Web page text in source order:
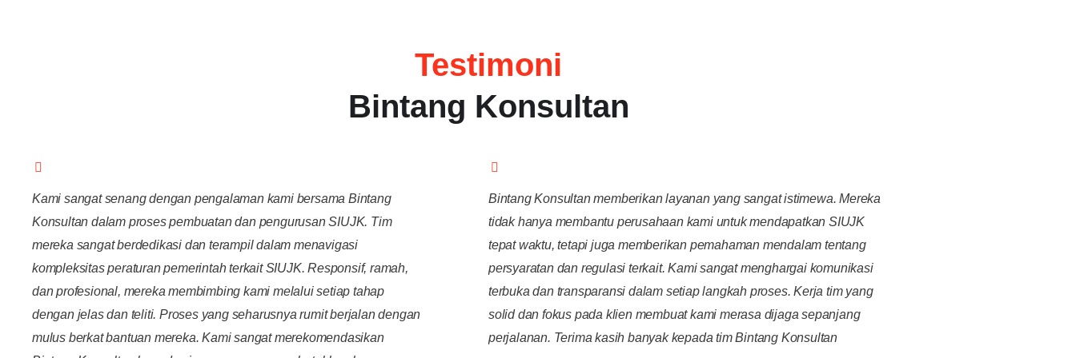
Testimoni
Bintang Konsultan
Kami sangat senang dengan pengalaman kami bersama Bintang
Konsultan dalam proses pembuatan dan pengurusan SIUJK. Tim
mereka sangat berdedikasi dan terampil dalam menavigasi
kompleksitas peraturan pemerintah terkait SIUJK. Responsif, ramah,
dan profesional, mereka membimbing kami melalui setiap tahap
dengan jelas dan teliti. Proses yang seharusnya rumit berjalan dengan
mulus berkat bantuan mereka. Kami sangat merekomendasikan
Bintang Konsultan memberikan layanan yang sangat istimewa. Mereka
tidak hanya membantu perusahaan kami untuk mendapatkan SIUJK
tepat waktu, tetapi juga memberikan pemahaman mendalam tentang
persyaratan dan regulasi terkait. Kami sangat menghargai komunikasi
terbuka dan transparansi dalam setiap langkah proses. Kerja tim yang
solid dan fokus pada klien membuat kami merasa dijaga sepanjang
perjalanan. Terima kasih banyak kepada tim Bintang Konsultan